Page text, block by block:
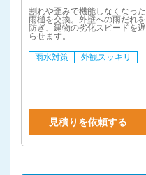
割れや歪みで機能しなくなった
雨樋を交換。外壁への雨だれを
防ぎ、建物の劣化スピードを遅
らせます。
雨水対策 外観スッキリ
見積りを依頼する